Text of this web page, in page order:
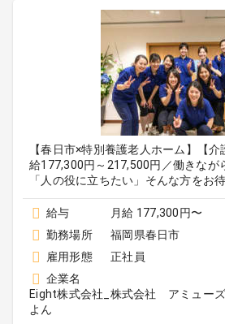
【春日市×特別養護老人ホーム】【
給177,300円～217,500円／働きなが
「人の役に立ちたい」そんな方をお
給与
月給 177,300円〜
勤務場所
福岡県春日市
雇用形態
正社員
企業名
Eight株式会社_株式会社 アミュー
よん